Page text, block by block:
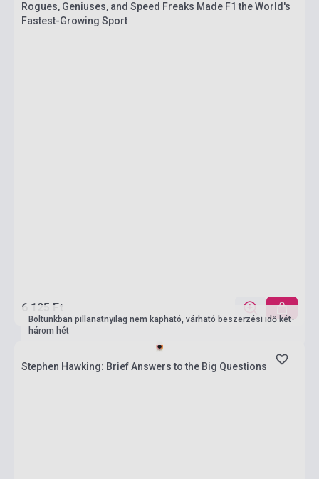
Rogues, Geniuses, and Speed Freaks Made F1 the World's
Fastest-Growing Sport
6 125 Ft
Boltunkban pillanatnyilag nem kapható, várható beszerzési idő két-
három hét
Stephen Hawking: Brief Answers to the Big Questions